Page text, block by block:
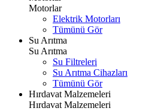
Motorlar
Elektrik Motorları
Tümünü Gör
Su Arıtma
Su Arıtma
Su Filtreleri
Su Arıtma Cihazları
Tümünü Gör
Hırdavat Malzemeleri
Hırdavat Malzemeleri